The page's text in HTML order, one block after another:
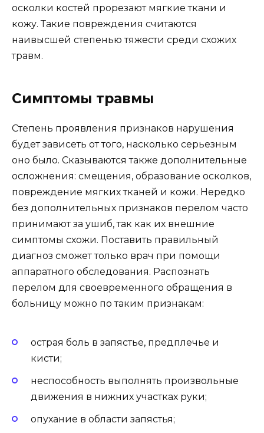
осколки костей прорезают мягкие ткани и
кожу. Такие повреждения считаются
наивысшей степенью тяжести среди схожих
травм.
Симптомы травмы
Степень проявления признаков нарушения
будет зависеть от того, насколько серьезным
оно было. Сказываются также дополнительные
осложнения: смещения, образование осколков,
повреждение мягких тканей и кожи. Нередко
без дополнительных признаков перелом часто
принимают за ушиб, так как их внешние
симптомы схожи. Поставить правильный
диагноз сможет только врач при помощи
аппаратного обследования. Распознать
перелом для своевременного обращения в
больницу можно по таким признакам:
острая боль в запястье, предплечье и
кисти;
неспособность выполнять произвольные
движения в нижних участках руки;
опухание в области запястья;